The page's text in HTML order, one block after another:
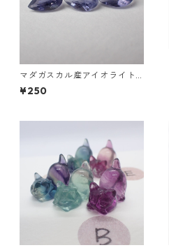
マダガスカル産アイオライト
0.1ct前後 6mm*4mm前後
¥250